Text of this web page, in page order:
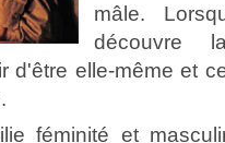
mâle.
découvre
d'être elle-même et
féminité et